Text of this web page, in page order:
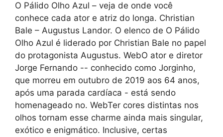
O Pálido Olho Azul – veja de onde você
conhece cada ator e atriz do longa. Christian
Bale – Augustus Landor. O elenco de O Pálido
Olho Azul é liderado por Christian Bale no papel
do protagonista Augustus. WebO ator e diretor
Jorge Fernando -- conhecido como Jorginho,
que morreu em outubro de 2019 aos 64 anos,
após uma parada cardíaca - está sendo
homenageado no. WebTer cores distintas nos
olhos tornam esse charme ainda mais singular,
exótico e enigmático. Inclusive, certas